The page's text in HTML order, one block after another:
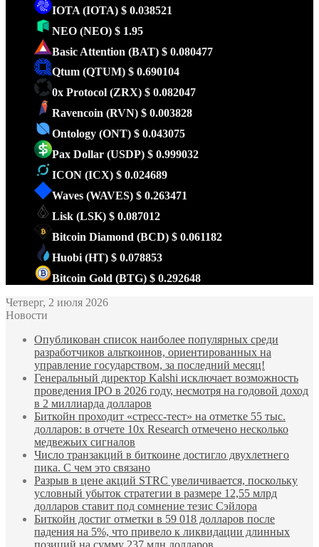
IOTA (IOTA) $ 0.038521
NEO (NEO) $ 1.95
Basic Attention (BAT) $ 0.080477
Qtum (QTUM) $ 0.690104
0x Protocol (ZRX) $ 0.082047
Ravencoin (RVN) $ 0.003828
Ontology (ONT) $ 0.043075
Pax Dollar (USDP) $ 0.999032
ICON (ICX) $ 0.024689
Waves (WAVES) $ 0.263471
Lisk (LSK) $ 0.087012
Bitcoin Diamond (BCD) $ 0.061182
Huobi (HT) $ 0.078853
Bitcoin Gold (BTG) $ 0.292648
Четверг, 2 июля 2026
Новости
Опубликован список наиболее популярных среди
разработчиков альткоинов, ориентированных на
управление государством, за последний месяц!
Генеральный директор Kalshi исключает возможность
проведения IPO в 2026 году, несмотря на годовой доход
в 2 миллиарда долларов
Биткойн проходит «стресс-тест» на отметке 55 тыс.
долларов: в отчете 10x Research отмечено несколько
медвежьих сигналов
Число транзакций в биткоине достигло двухлетнего
пика. С чем это связано
Разрыв в цене акций STRC увеличивается, поскольку
условный убыток стратегии в размере 12,55 млрд
долларов ставит под сомнение тезис Сэйлора
Биткойн достиг отметки в 59 018 долларов после
падения на 5%, что привело к ликвидации длинных
позиций на сумму 237 млн долларов